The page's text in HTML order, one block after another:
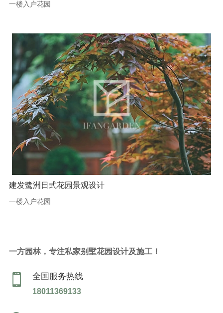
一楼入户花园
建发鹭洲日式花园景观设计
一楼入户花园
一方园林，专注私家别墅花园设计及施工！
 全国服务热线
18011369133